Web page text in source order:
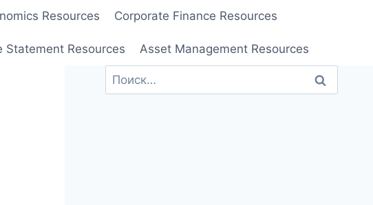
Resources Corporate Finance Resources
Statement Resources Asset Management Resources
Найти: